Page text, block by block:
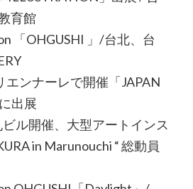
育館
「OHGUSHI 」/台北、台
エンナーレで開催「JAPAN
出展
ル開催、大型アートインス
in Marunouchi “ 総動員